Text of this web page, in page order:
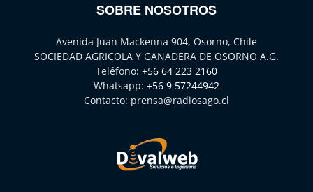
SOBRE NOSOTROS
Avenida Juan Mackenna 904, Osorno, Chile
SOCIEDAD AGRICOLA Y GANADERA DE OSORNO A.G.
Teléfono: +56 64 223 2160
Whatsapp: +56 9 57244942
Contacto: prensa@radiosago.cl